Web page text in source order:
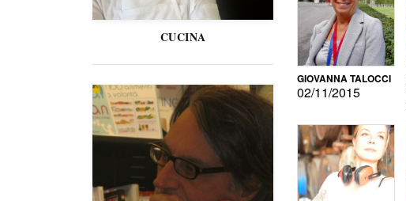
CUCINA
GIOVANNA TALOCCI
02/11/2015